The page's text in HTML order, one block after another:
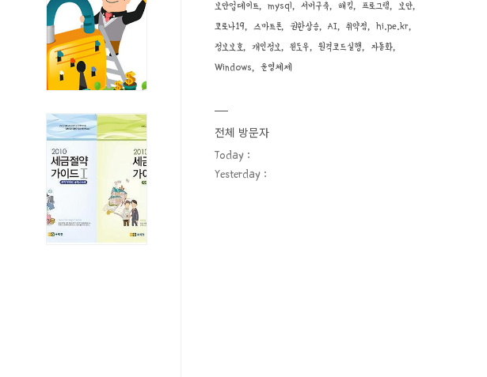
보안업데이트
mysql 서버구축 해킹 프로그램
보안
코로나19
스마트폰 권한상승 AI 취약점
hi.pe.kr
정보보호
개인정보 윈도우 원격코드실행
자동화
Windows
운영체제
전체 방문자
Today :
Yesterday :